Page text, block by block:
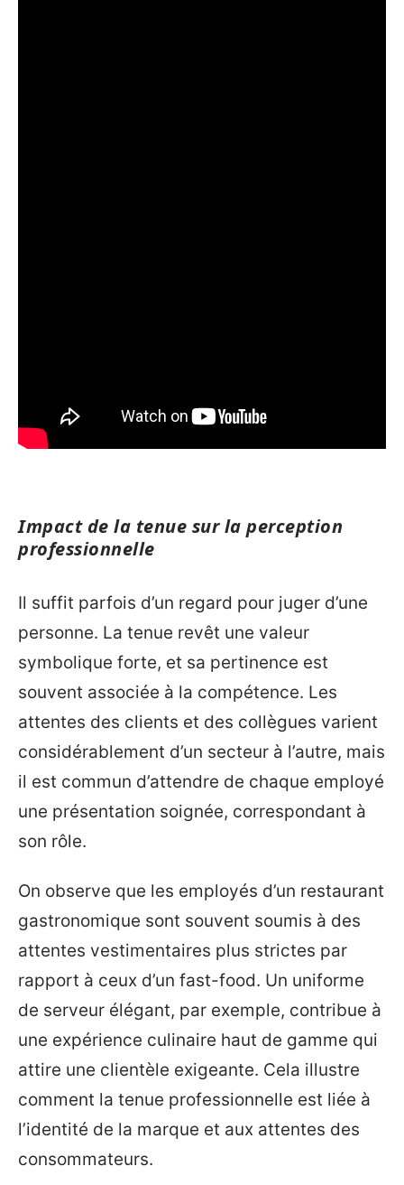
Impact de la tenue sur la perception
professionnelle
Il suffit parfois d’un regard pour juger d’une
personne. La tenue revêt une valeur
symbolique forte, et sa pertinence est
souvent associée à la compétence. Les
attentes des clients et des collègues varient
considérablement d’un secteur à l’autre, mais
il est commun d’attendre de chaque employé
une présentation soignée, correspondant à
son rôle.
On observe que les employés d’un restaurant
gastronomique sont souvent soumis à des
attentes vestimentaires plus strictes par
rapport à ceux d’un fast-food. Un uniforme
de serveur élégant, par exemple, contribue à
une expérience culinaire haut de gamme qui
attire une clientèle exigeante. Cela illustre
comment la tenue professionnelle est liée à
l’identité de la marque et aux attentes des
consommateurs.